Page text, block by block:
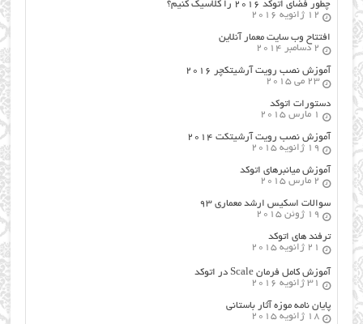
چطور فضای اتوکد ۲۰۱۶ را کلاسیک کنیم؟
12 ژانویه 2016
افتتاح وب سایت معمار آنلاین
2 دسامبر 2014
آموزش نصب رویت آرشیتکچر ۲۰۱۶
23 می 2015
دستورات اتوکد
1 مارس 2015
آموزش نصب رویت آرشیتکت ۲۰۱۴
19 ژانویه 2015
آموزش میانبرهای اتوکد
2 مارس 2015
سوالات اسکیس ارشد معماری ۹۳
19 ژوئن 2015
ترفند های اتوکد
21 ژانویه 2015
آموزش کامل فرمان Scale در اتوکد
31 ژانویه 2016
پایان نامه موزه آثار باستانی
18 ژانویه 2015